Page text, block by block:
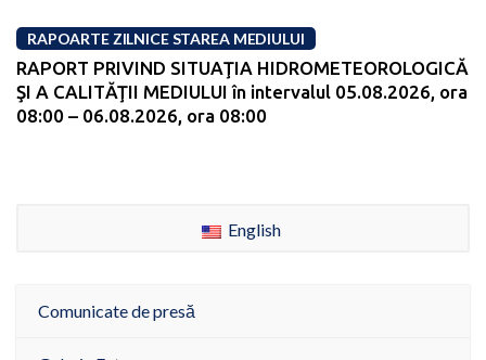
RAPOARTE ZILNICE STAREA MEDIULUI
RAPORT PRIVIND SITUAŢIA HIDROMETEOROLOGICĂ
ŞI A CALITĂŢII MEDIULUI în intervalul 05.08.2026, ora
08:00 – 06.08.2026, ora 08:00
English
Comunicate de presă